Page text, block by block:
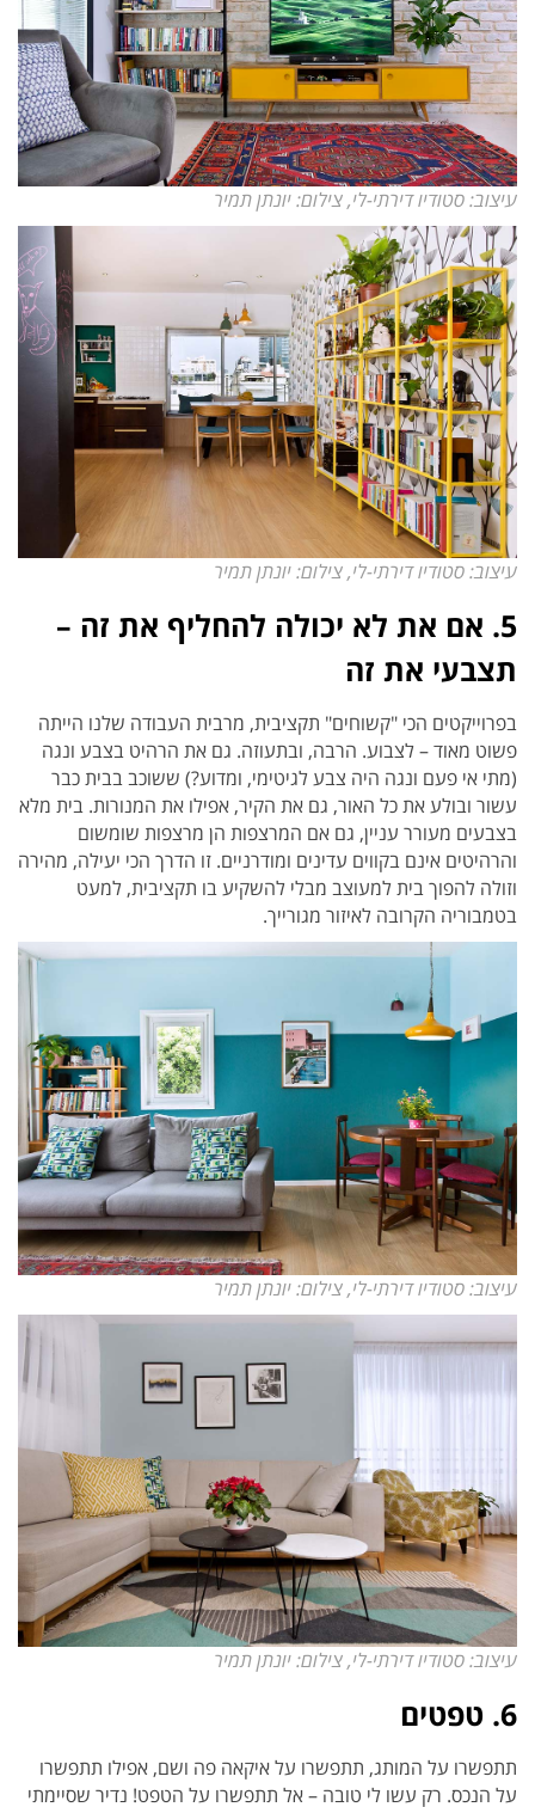
עיצוב: סטודיו דירתי-לי, צילום: יונתן תמיר
עיצוב: סטודיו דירתי-לי, צילום: יונתן תמיר
5. אם את לא יכולה להחליף את זה –
תצבעי את זה
בפרוייקטים הכי "קשוחים" תקציבית, מרבית העבודה שלנו הייתה
פשוט מאוד – לצבוע. הרבה, ובתעוזה. גם את הרהיט בצבע ונגה
(מתי אי פעם ונגה היה צבע לגיטימי, ומדוע?) ששוכב בבית כבר
עשור ובולע את כל האור, גם את הקיר, אפילו את המנורות. בית מלא
בצבעים מעורר עניין, גם אם המרצפות הן מרצפות שומשום
והרהיטים אינם בקווים עדינים ומודרניים. זו הדרך הכי יעילה, מהירה
וזולה להפוך בית למעוצב מבלי להשקיע בו תקציבית, למעט
בטמבוריה הקרובה לאיזור מגורייך.
עיצוב: סטודיו דירתי-לי, צילום: יונתן תמיר
עיצוב: סטודיו דירתי-לי, צילום: יונתן תמיר
6. טפטים
תתפשרו על המותג, תתפשרו על איקאה פה ושם, אפילו תתפשרו
על הנכס. רק עשו לי טובה – אל תתפשרו על הטפט! נדיר שסיימתי